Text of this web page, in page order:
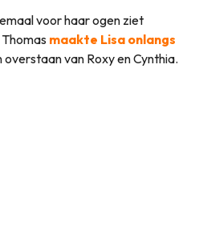
voor haar ogen ziet
maakte Lisa onlangs
overstaan van Roxy en Cynthia.